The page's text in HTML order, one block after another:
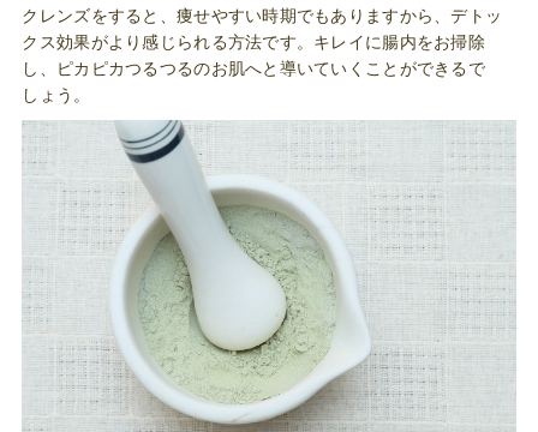
クレンズをすると、痩せやすい時期でもありますから、デトッ
クス効果がより感じられる方法です。キレイに腸内をお掃除
し、ピカピカつるつるのお肌へと導いていくことができるで
しょう。